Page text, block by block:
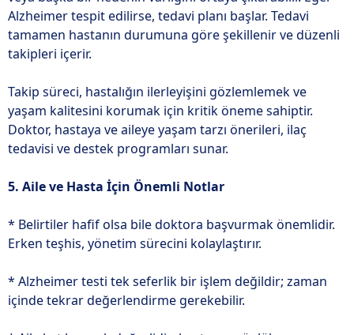
Alzheimer tespit edilirse, tedavi planı başlar. Tedavi
tamamen hastanın durumuna göre şekillenir ve düzenli
takipleri içerir.
Takip süreci, hastalığın ilerleyişini gözlemlemek ve
yaşam kalitesini korumak için kritik öneme sahiptir.
Doktor, hastaya ve aileye yaşam tarzı önerileri, ilaç
tedavisi ve destek programları sunar.
5. Aile ve Hasta İçin Önemli Notlar
* Belirtiler hafif olsa bile doktora başvurmak önemlidir.
Erken teşhis, yönetim sürecini kolaylaştırır.
* Alzheimer testi tek seferlik bir işlem değildir; zaman
içinde tekrar değerlendirme gerekebilir.